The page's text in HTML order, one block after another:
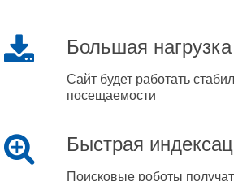
Большая нагрузка
Сайт будет работать
посещаемости
Быстрая
Поисковые роботы